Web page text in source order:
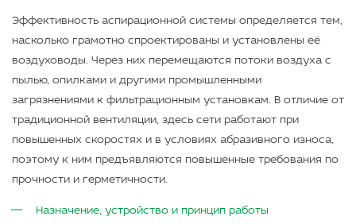
Эффективность аспирационной системы определяется тем,
насколько грамотно спроектированы и установлены её
воздуховоды. Через них перемещаются потоки воздуха с
пылью, опилками и другими промышленными
загрязнениями к фильтрационным установкам. В отличие от
традиционной вентиляции, здесь сети работают при
повышенных скоростях и в условиях абразивного износа,
поэтому к ним предъявляются повышенные требования по
прочности и герметичности.
Назначение, устройство и принцип работы